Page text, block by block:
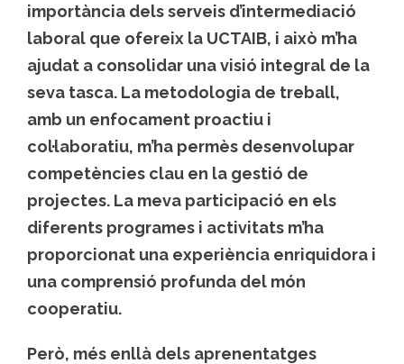
importància dels serveis d’intermediació
laboral que ofereix la UCTAIB, i això m’ha
ajudat a consolidar una visió integral de la
seva tasca. La metodologia de treball,
amb un enfocament proactiu i
col·laboratiu, m’ha permès desenvolupar
competències clau en la gestió de
projectes. La meva participació en els
diferents programes i activitats m’ha
proporcionat una experiència enriquidora i
una comprensió profunda del món
cooperatiu.
Però, més enllà dels aprenentatges